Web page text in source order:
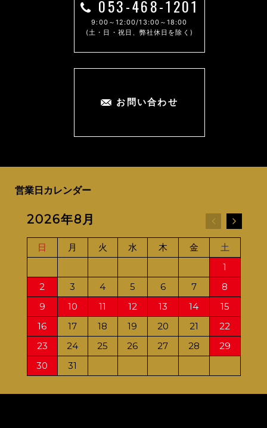
営業日カレンダー
2026年8月
日 月 火 水 木 金
土
1
2
3 4 5 6 7
8
9
10 11 12 13 14
15
16
17 18 19 20 21
22
23
24 25 26 27 28
29
30
31
053-468-1201
9:00～12:00/13:00～18:00
(土・日・祝日、弊社休日を除く)
お問い合わせ